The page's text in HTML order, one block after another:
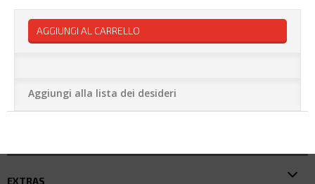
AGGIUNGI AL CARRELLO
Aggiungi alla lista dei desideri
EXTRAS